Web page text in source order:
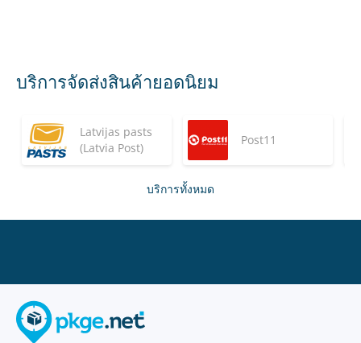
บริการจัดส่งสินค้ายอดนิยม
Latvijas pasts
(Latvia Post)
Post11
บริการทั้งหมด